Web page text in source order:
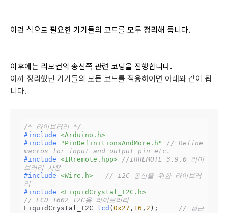
이런 식으로 필요한 기기들의 코드를 모두 정리해 둡니다.
이후에는 리모컨의 송신쪽 관련 코딩을 진행합니다.
아까 정리했던 기기들의 모든 코드를 적용하여면 아래와 같이 됩
니다.
/* 라이브러리 */
#include <Arduino.h>
#include "PinDefinitionsAndMore.h"
// Define
macros for input and output pin etc.
#include <IRremote.hpp>
//IRREMOTE 3.9.0 라이
브러리 사용
#include <Wire.h>
// i2C 통신을 위한 라이브러
리
#include <LiquidCrystal_I2C.h>
// LCD 1602 I2C용 라이브러리
LiquidCrystal_I2C lcd (0x27 , 16 , 2 ) ;
// 접근